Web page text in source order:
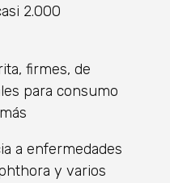
2.000
firmes, de
para consumo
a enfermedades
y varios